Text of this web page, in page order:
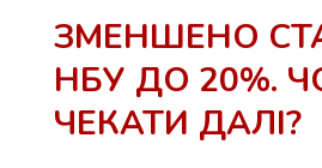
ЗМЕНШЕНО
НБУ ДО 20%.
ЧЕКАТИ ДАЛІ?